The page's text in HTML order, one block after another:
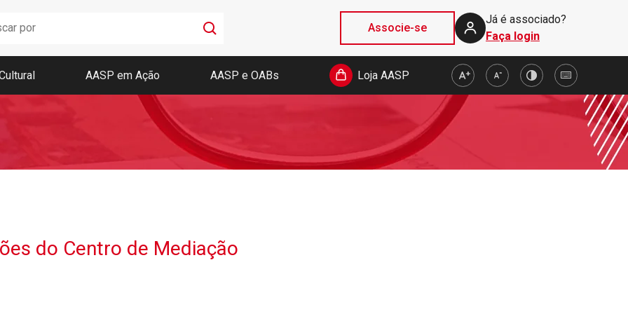
Associe-se
Já é associado?
Faça login
Boletim AASP
Coleção de Códigos de Bolso
Revista da AASP
AASP em Ação AASP e OABs Loja AASP
do Centro de Mediação